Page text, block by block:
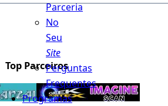
Parceria
No
Seu
Site
Perguntas
Frequentes
Programas
Top Parceiros